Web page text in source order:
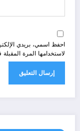
احفظ اسمي، بريدي
لاستخدامها المرة